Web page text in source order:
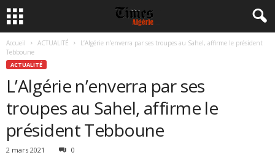
Accueil ACTUALITÉ
L’Algérie n’enverra par ses troupes au Sahel, affirme le président
Tebboune
ACTUALITÉ
L’Algérie n’enverra par ses
troupes au Sahel, affirme le
président Tebboune
2 mars 2021 0